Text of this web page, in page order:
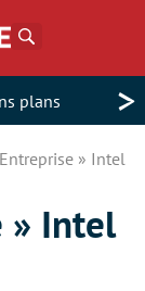
plans >
» Intel
» Intel